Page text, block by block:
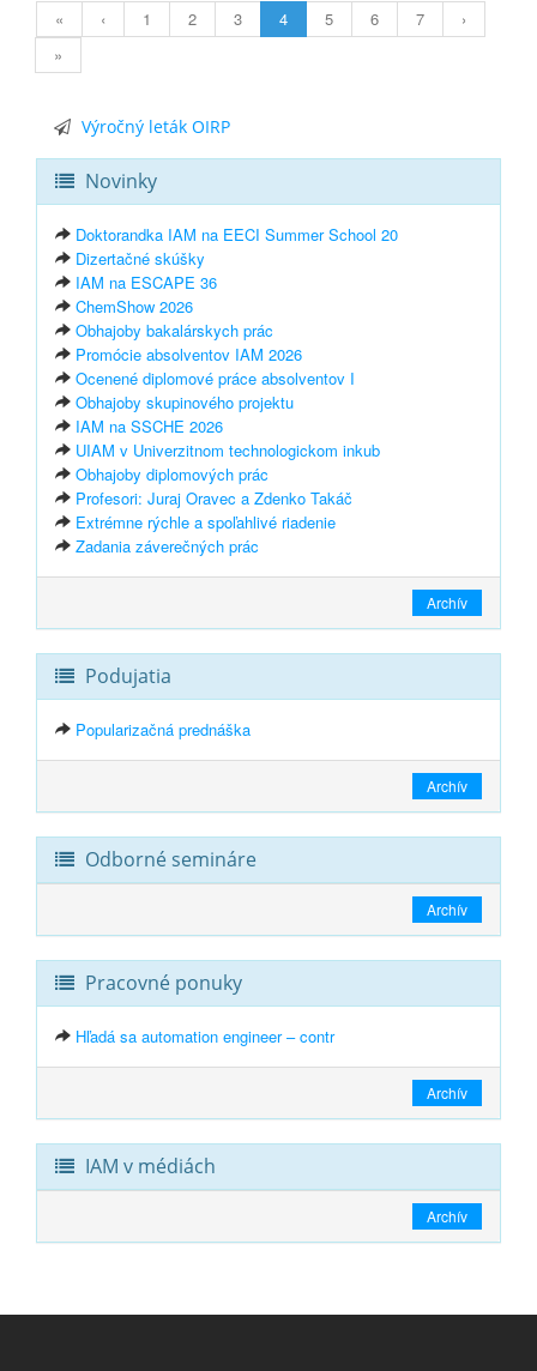
« ‹ 1 2 3 4 5 6 7
›
»
Výročný leták OIRP
Novinky
Doktorandka IAM na EECI Summer School 20
Dizertačné skúšky
IAM na ESCAPE 36
ChemShow 2026
Obhajoby bakalárskych prác
Promócie absolventov IAM 2026
Ocenené diplomové práce absolventov I
Obhajoby skupinového projektu
IAM na SSCHE 2026
UIAM v Univerzitnom technologickom inkub
Obhajoby diplomových prác
Profesori: Juraj Oravec a Zdenko Takáč
Extrémne rýchle a spoľahlivé riadenie
Zadania záverečných prác
Archív
Podujatia
Popularizačná prednáška
Archív
Odborné semináre
Archív
Pracovné ponuky
Hľadá sa automation engineer – contr
Archív
IAM v médiách
Archív